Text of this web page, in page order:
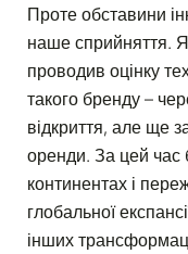
Проте обставини
наше сприйняття.
проводив оцінку
такого бренду –
відкриття, але ще
оренди. За цей час
континентах і
глобальної
інших